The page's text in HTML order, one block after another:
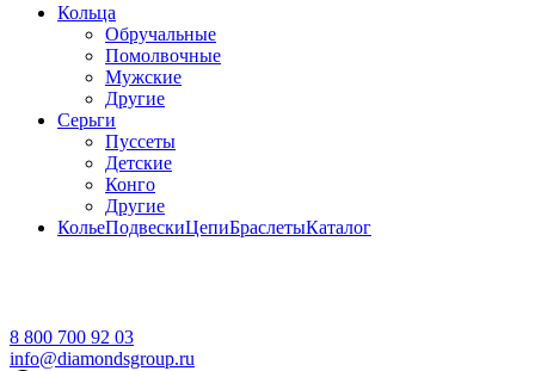
Кольца
Обручальные
Помолвочные
Мужские
Другие
Серьги
Пуссеты
Детские
Конго
Другие
КольеПодвескиЦепиБраслетыКаталог
8 800 700 92 03
info@diamondsgroup.ru